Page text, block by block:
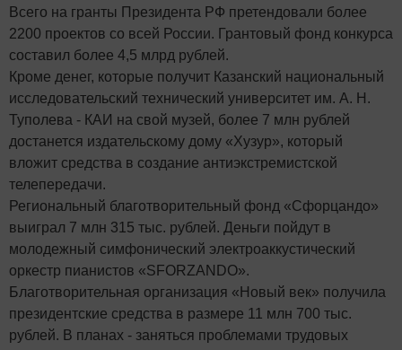
Всего на гранты Президента РФ претендовали более
2200 проектов со всей России. Грантовый фонд конкурса
составил более 4,5 млрд рублей.
Кроме денег, которые получит Казанский национальный
исследовательский технический университет им. А. Н.
Туполева - КАИ на свой музей, более 7 млн рублей
достанется издательскому дому «Хузур», который
вложит средства в создание антиэкстремистской
телепередачи.
Региональный благотворительный фонд «Сфорцандо»
выиграл 7 млн 315 тыс. рублей. Деньги пойдут в
молодежный симфонический электроаккустический
оркестр пианистов «SFORZANDO».
Благотворительная организация «Новый век» получила
президентские средства в размере 11 млн 700 тыс.
рублей. В планах - заняться проблемами трудовых